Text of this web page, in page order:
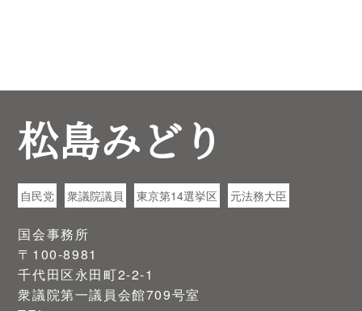
松島みどり
自民党 衆議院議員 東京第14選挙区 元法務大臣
国会事務所
〒100-8981
千代田区永田町2-2-1
衆議院第一議員会館709号室